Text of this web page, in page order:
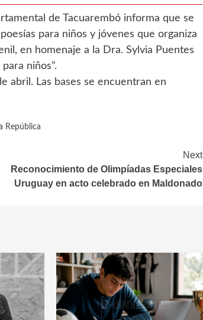
de Tacuarembó informa que se
para niños y jóvenes que organiza
en homenaje a la Dra. Sylvia Puentes
niños”.
abril. Las bases se encuentran en
República
Next
Reconocimiento de Olimpíadas Especiales
Uruguay en acto celebrado en Maldonado